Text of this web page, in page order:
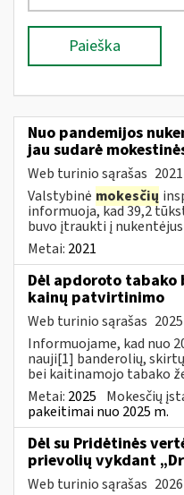
Paieška
Nuo pandemijos
jau sudarė
Web turinio sąrašas
Valstybinė mokesčių
informuoja, kad 39,2
buvo įtraukti į
Metai: 2021
Dėl apdoroto
kainų patvirtinimo
Web turinio sąrašas
Informuojame, kad nuo
nauji[1] banderolių,
bei kaitinamojo tabako
Metai: 2025 Mokesčių
pakeitimai nuo 2025 m.
Dėl su Pridėtinės
prievolių vykdant
Web turinio sąrašas